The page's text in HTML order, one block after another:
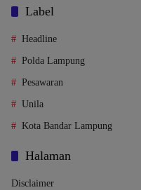
Label
Headline
Polda Lampung
Pesawaran
Unila
Kota Bandar Lampung
Halaman
Disclaimer